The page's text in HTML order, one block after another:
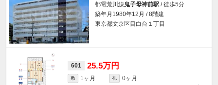
都電荒川線鬼子母神前駅 / 徒歩5分
築年月1980年12月 / 8階建
東京都文京区目白台１丁目
601 25.5万円
敷 1ヶ月 礼
0ヶ月